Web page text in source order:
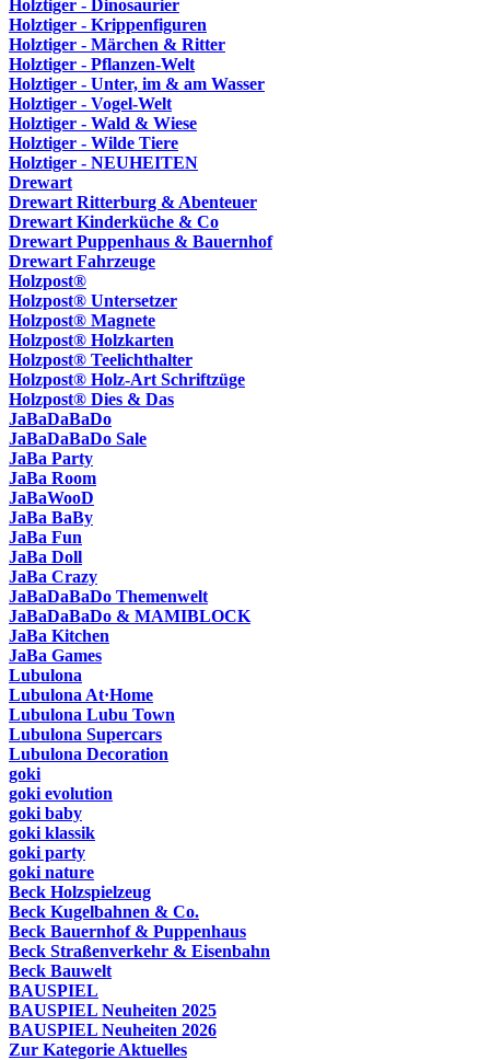
Holztiger - Dinosaurier
Holztiger - Krippenfiguren
Holztiger - Märchen & Ritter
Holztiger - Pflanzen-Welt
Holztiger - Unter, im & am Wasser
Holztiger - Vogel-Welt
Holztiger - Wald & Wiese
Holztiger - Wilde Tiere
Holztiger - NEUHEITEN
Drewart
Drewart Ritterburg & Abenteuer
Drewart Kinderküche & Co
Drewart Puppenhaus & Bauernhof
Drewart Fahrzeuge
Holzpost®
Holzpost® Untersetzer
Holzpost® Magnete
Holzpost® Holzkarten
Holzpost® Teelichthalter
Holzpost® Holz-Art Schriftzüge
Holzpost® Dies & Das
JaBaDaBaDo
JaBaDaBaDo Sale
JaBa Party
JaBa Room
JaBaWooD
JaBa BaBy
JaBa Fun
JaBa Doll
JaBa Crazy
JaBaDaBaDo Themenwelt
JaBaDaBaDo & MAMIBLOCK
JaBa Kitchen
JaBa Games
Lubulona
Lubulona At·Home
Lubulona Lubu Town
Lubulona Supercars
Lubulona Decoration
goki
goki evolution
goki baby
goki klassik
goki party
goki nature
Beck Holzspielzeug
Beck Kugelbahnen & Co.
Beck Bauernhof & Puppenhaus
Beck Straßenverkehr & Eisenbahn
Beck Bauwelt
BAUSPIEL
BAUSPIEL Neuheiten 2025
BAUSPIEL Neuheiten 2026
Zur Kategorie Aktuelles